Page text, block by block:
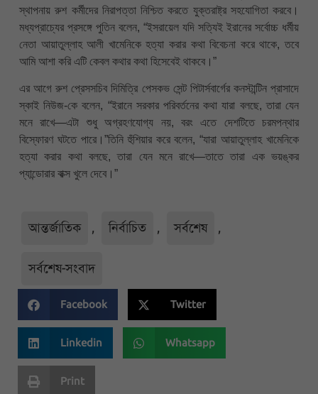
স্থাপনায় রুশ কর্মীদের নিরাপত্তা নিশ্চিত করতে যুক্তরাষ্ট্র সহযোগিতা করবে।
মধ্যপ্রাচ্যের প্রসঙ্গে পুতিন বলেন, “ইসরায়েল যদি সত্যিই ইরানের সর্বোচ্চ ধর্মীয়
নেতা আয়াতুল্লাহ আলী খামেনিকে হত্যা করার কথা বিবেচনা করে থাকে, তবে
আমি আশা করি এটি কেবল কথার কথা হিসেবেই থাকবে।”
এর আগে রুশ প্রেসসচিব দিমিত্রি পেসকভ সেন্ট পিটার্সবার্গের কনস্টান্টিন প্রাসাদে
স্কাই নিউজ-কে বলেন, “ইরানে সরকার পরিবর্তনের কথা যারা বলছে, তারা যেন
মনে রাখে—এটা শুধু অগ্রহণযোগ্য নয়, বরং এতে দেশটিতে চরমপন্থার
বিস্ফোরণ ঘটতে পারে।”তিনি হুঁশিয়ার করে বলেন, “যারা আয়াতুল্লাহ খামেনিকে
হত্যা করার কথা বলছে, তারা যেন মনে রাখে—তাতে তারা এক ভয়ঙ্কর
প্যান্ডোরার বাক্স খুলে দেবে।”
আন্তর্জাতিক , নির্বাচিত , সর্বশেষ ,
সর্বশেষ-সংবাদ
Facebook Twitter
Linkedin Whatsapp
Print